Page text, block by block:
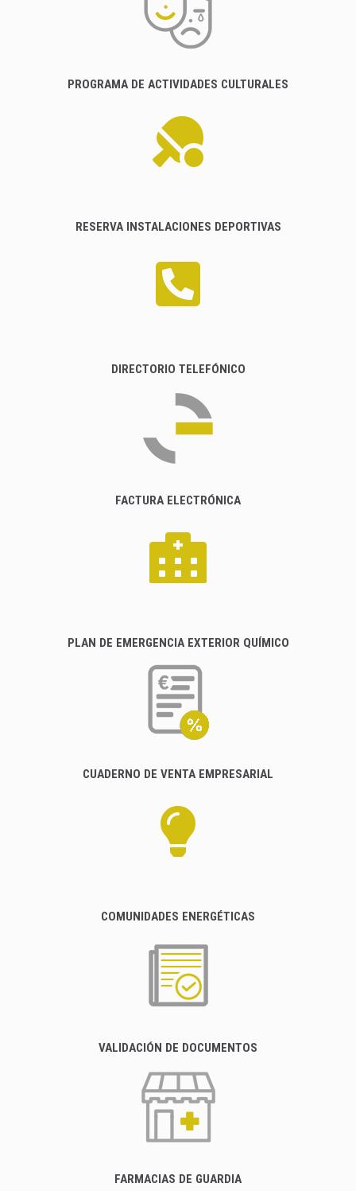
PROGRAMA DE ACTIVIDADES CULTURALES
RESERVA INSTALACIONES DEPORTIVAS
DIRECTORIO TELEFÓNICO
FACTURA ELECTRÓNICA
PLAN DE EMERGENCIA EXTERIOR QUÍMICO
CUADERNO DE VENTA EMPRESARIAL
COMUNIDADES ENERGÉTICAS
VALIDACIÓN DE DOCUMENTOS
FARMACIAS DE GUARDIA